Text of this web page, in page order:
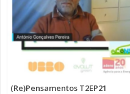
(Re)Pensamentos T2EP21